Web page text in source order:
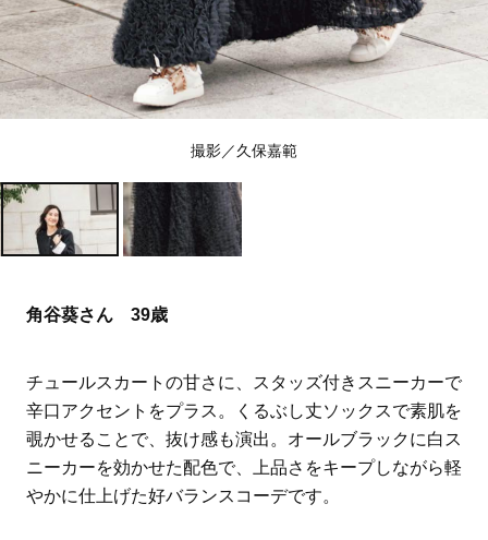
撮影／久保嘉範
角谷葵さん 39歳
チュールスカートの甘さに、スタッズ付きスニーカーで
辛口アクセントをプラス。くるぶし丈ソックスで素肌を
覗かせることで、抜け感も演出。オールブラックに白ス
ニーカーを効かせた配色で、上品さをキープしながら軽
やかに仕上げた好バランスコーデです。